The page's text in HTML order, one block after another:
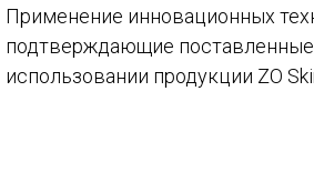
Применение инновационных
подтверждающие поставленные
использовании продукции ZO